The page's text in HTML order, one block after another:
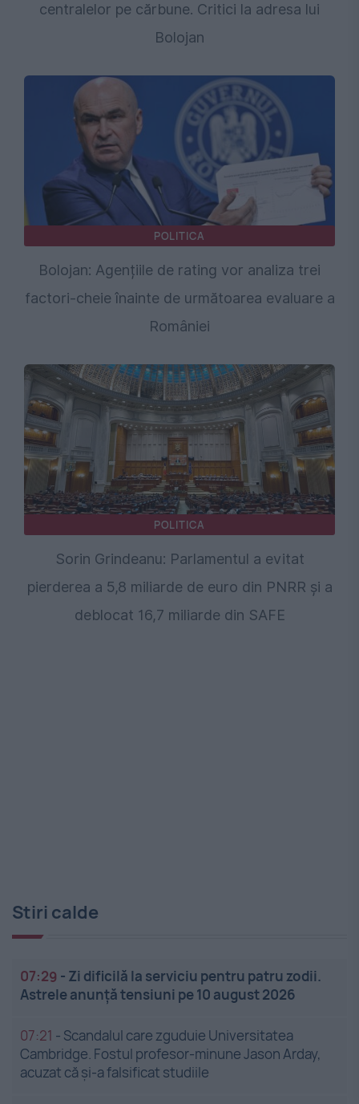
centralelor pe cărbune. Critici la adresa lui
Bolojan
POLITICA
Bolojan: Agențiile de rating vor analiza trei
factori-cheie înainte de următoarea evaluare a
României
POLITICA
Sorin Grindeanu: Parlamentul a evitat
pierderea a 5,8 miliarde de euro din PNRR și a
deblocat 16,7 miliarde din SAFE
Stiri calde
07:29 - Zi dificilă la serviciu pentru patru zodii.
Astrele anunță tensiuni pe 10 august 2026
07:21 - Scandalul care zguduie Universitatea
Cambridge. Fostul profesor-minune Jason Arday,
acuzat că și-a falsificat studiile